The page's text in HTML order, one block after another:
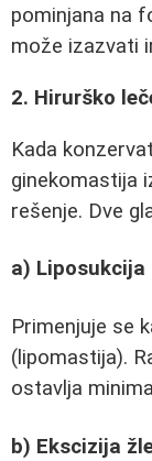
pominjana na
može izazvati
2. Hirurško
Kada
ginekomastija
rešenje. Dve
a) Liposukcija
Primenjuje se
(lipomastija).
ostavlja
b) Ekscizija